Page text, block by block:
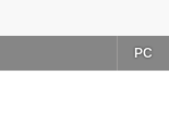
PC